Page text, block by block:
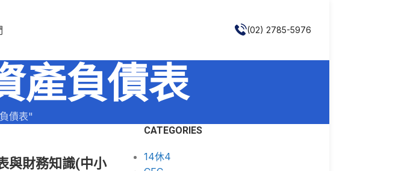
(02) 2785-5976
產負債表
債表"
與財務知識(中小
CATEGORIES
14休4